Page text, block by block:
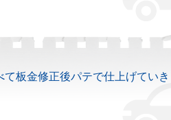
て板金修正後パテで仕上げてい